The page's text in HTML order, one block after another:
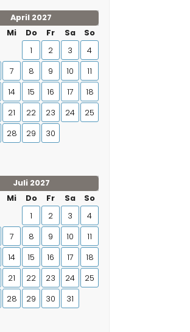
April 2027
Mi Do Fr Sa
So
1
2 3
4
7 8 9 10
11
14 15 16 17
18
21 22 23 24
25
28 29 30
Juli 2027
Mi Do Fr Sa
So
1
2 3
4
7 8 9 10
11
14 15 16 17
18
21 22 23 24
25
28 29 30 31